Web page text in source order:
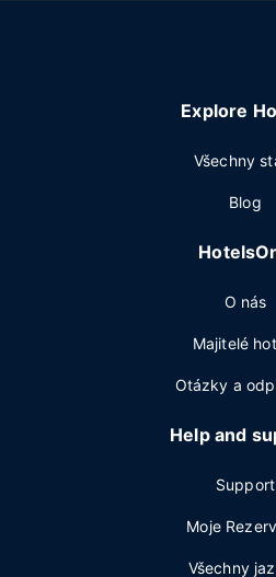
Explore
Všechny
Blog
O nás
Majitelé
Otázky a
Help and
Support
Moje
Všechny